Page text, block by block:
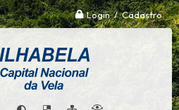
Login / Cadastro